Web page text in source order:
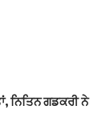
ਨਿਤਿਨ ਗਡਕਰੀ ਨੇ